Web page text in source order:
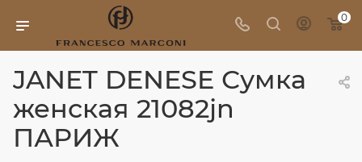
0
JANET DENESE Сумка
женская 21082jn
ПАРИЖ